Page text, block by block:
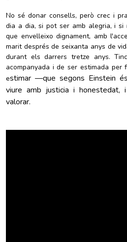
No sé donar consells, però crec i
dia a dia, si pot ser amb alegria, i si
que envelleixo dignament, amb
marit després de seixanta anys de
durant els darrers tretze anys.
acompanyada i de ser estimada per
estimar —que segons Einstein
viure amb justicia i honestedat,
valorar.